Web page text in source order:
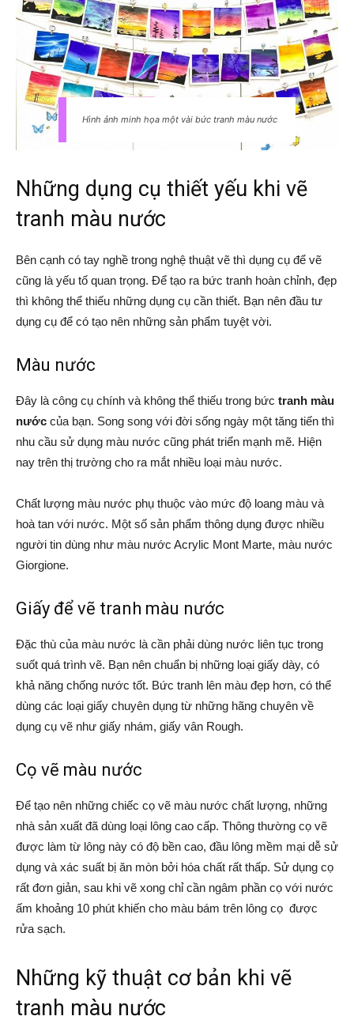
Hình ảnh minh họa một vài bức tranh màu nước
Những dụng cụ thiết yếu khi vẽ
tranh màu nước
Bên cạnh có tay nghề trong nghệ thuật vẽ thì dụng cụ để vẽ
cũng là yếu tố quan trọng. Để tạo ra bức tranh hoàn chỉnh, đẹp
thì không thể thiếu những dụng cụ cần thiết. Bạn nên đầu tư
dụng cụ để có tạo nên những sản phẩm tuyệt vời.
Màu nước
Đây là công cụ chính và không thể thiếu trong bức tranh màu
nước của bạn. Song song với đời sống ngày một tăng tiến thì
nhu cầu sử dụng màu nước cũng phát triển mạnh mẽ. Hiện
nay trên thị trường cho ra mắt nhiều loại màu nước.
Chất lượng màu nước phụ thuộc vào mức độ loang màu và
hoà tan với nước. Một số sản phẩm thông dụng được nhiều
người tin dùng như màu nước Acrylic Mont Marte, màu nước
Giorgione.
Giấy để vẽ tranh màu nước
Đặc thù của màu nước là cần phải dùng nước liên tục trong
suốt quá trình vẽ. Bạn nên chuẩn bị những loại giấy dày, có
khả năng chống nước tốt. Bức tranh lên màu đẹp hơn, có thể
dùng các loại giấy chuyên dụng từ những hãng chuyên về
dụng cụ vẽ như giấy nhám, giấy vân Rough.
Cọ vẽ màu nước
Để tạo nên những chiếc cọ vẽ màu nước chất lượng, những
nhà sản xuất đã dùng loại lông cao cấp. Thông thường cọ vẽ
được làm từ lông này có độ bền cao, đầu lông mềm mại dễ sử
dụng và xác suất bị ăn mòn bởi hóa chất rất thấp. Sử dụng cọ
rất đơn giản, sau khi vẽ xong chỉ cần ngâm phần cọ với nước
ấm khoảng 10 phút khiến cho màu bám trên lông cọ được
rửa sạch.
Những kỹ thuật cơ bản khi vẽ
tranh màu nước